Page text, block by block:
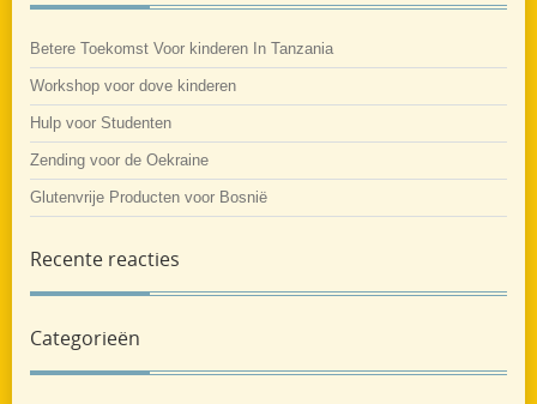
Betere Toekomst Voor kinderen In Tanzania
Workshop voor dove kinderen
Hulp voor Studenten
Zending voor de Oekraine
Glutenvrije Producten voor Bosnië
Recente reacties
Categorieën